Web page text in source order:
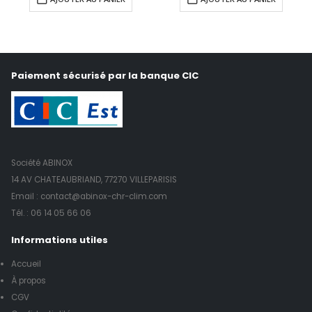
Paiement sécurisé par la banque CIC
Société ABINOX
14 AV CHATEAUBRIAND, 77270 VILLEPARISIS
Email : contact@abinox-chr-clim.com
Tél. : 06 14 05 66 06
Informations utiles
Accueil
À propos
CGV